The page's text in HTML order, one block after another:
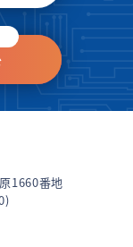
1660番地